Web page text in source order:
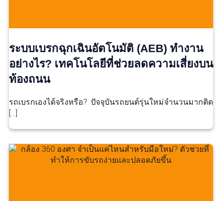
ระบบเบรกฉุกเฉินอัตโนมัติ (AEB) ทำงาน
อย่างไร? เทคโนโลยีที่ช่วยลดความเสี่ยงบน
ท้องถนน
รถเบรกเองได้จริงหรือ? ปัจจุบันรถยนต์รุ่นใหม่จำนวนมากติด
[…]